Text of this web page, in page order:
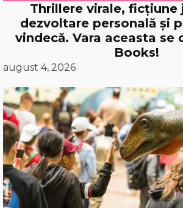
Thrillere virale, ficțiune
dezvoltare personală și
vindecă. Vara aceasta se
Books!
august 4, 2026